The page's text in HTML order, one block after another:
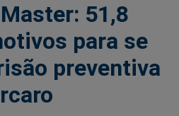
51,8
para se
preventiva